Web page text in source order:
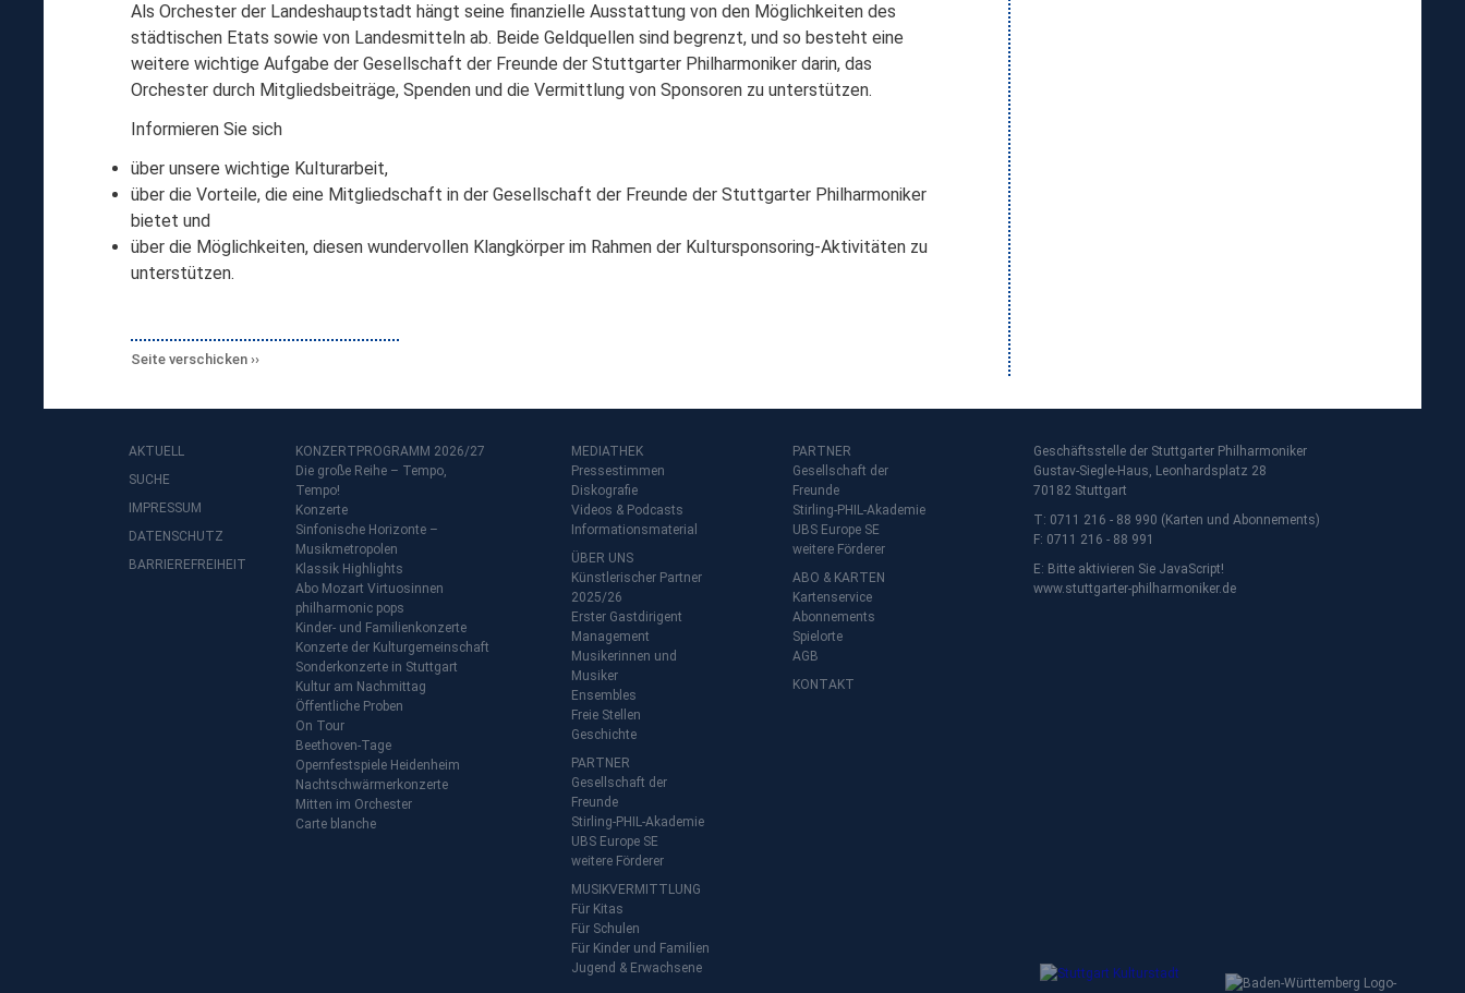
Als Orchester der Landeshauptstadt hängt seine finanzielle Ausstattung von den Möglichkeiten des
städtischen Etats sowie von Landesmitteln ab. Beide Geldquellen sind begrenzt, und so besteht eine
weitere wichtige Aufgabe der Gesellschaft der Freunde der Stuttgarter Philharmoniker darin, das
Orchester durch Mitgliedsbeiträge, Spenden und die Vermittlung von Sponsoren zu unterstützen.
Informieren Sie sich
über unsere wichtige Kulturarbeit,
über die Vorteile, die eine Mitgliedschaft in der Gesellschaft der Freunde der Stuttgarter Philharmoniker
bietet und
über die Möglichkeiten, diesen wundervollen Klangkörper im Rahmen der Kultursponsoring-Aktivitäten zu
unterstützen.
Seite verschicken
AKTUELL
SUCHE
IMPRESSUM
DATENSCHUTZ
BARRIEREFREIHEIT
KONZERTPROGRAMM 2026/27
Die große Reihe – Tempo,
Tempo!
Konzerte
Sinfonische Horizonte –
Musikmetropolen
Klassik Highlights
Abo Mozart Virtuosinnen
philharmonic pops
Kinder- und Familienkonzerte
Konzerte der Kulturgemeinschaft
Sonderkonzerte in Stuttgart
Kultur am Nachmittag
Öffentliche Proben
On Tour
Beethoven-Tage
Opernfestspiele Heidenheim
Nachtschwärmerkonzerte
Mitten im Orchester
Carte blanche
MEDIATHEK
Pressestimmen
Diskografie
Videos & Podcasts
Informationsmaterial
ÜBER UNS
Künstlerischer Partner
2025/26
Erster Gastdirigent
Management
Musikerinnen und
Musiker
Ensembles
Freie Stellen
Geschichte
PARTNER
Gesellschaft der
Freunde
Stirling-PHIL-Akademie
UBS Europe SE
weitere Förderer
MUSIKVERMITTLUNG
Für Kitas
Für Schulen
Für Kinder und Familien
Jugend & Erwachsene
PARTNER
Gesellschaft der
Freunde
Stirling-PHIL-Akademie
UBS Europe SE
weitere Förderer
ABO & KARTEN
Kartenservice
Abonnements
Spielorte
AGB
KONTAKT
Geschäftsstelle der Stuttgarter Philharmoniker
Gustav-Siegle-Haus, Leonhardsplatz 28
70182 Stuttgart
T: 0711 216 - 88 990 (Karten und Abonnements)
F: 0711 216 - 88 991
E: Bitte aktivieren Sie JavaScript!
www.stuttgarter-philharmoniker.de